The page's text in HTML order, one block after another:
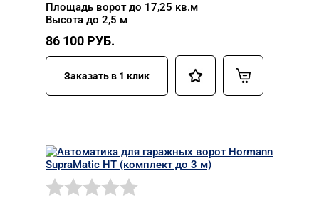
Площадь ворот до 17,25 кв.м
Высота до 2,5 м
86 100 РУБ.
Заказать в 1 клик